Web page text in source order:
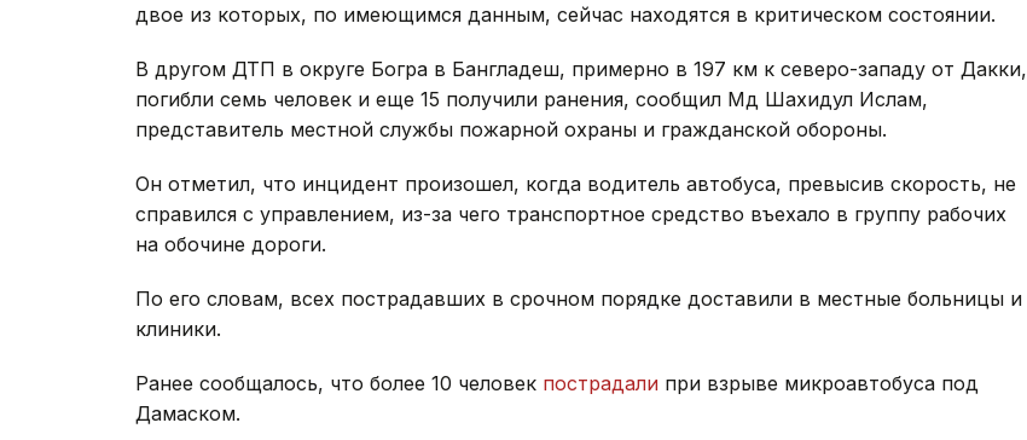
двое из которых, по имеющимся данным, сейчас находятся в критическом состоянии.
В другом ДТП в округе Богра в Бангладеш, примерно в 197 км к северо-западу от Дакки,
погибли семь человек и еще 15 получили ранения, сообщил Мд Шахидул Ислам,
представитель местной службы пожарной охраны и гражданской обороны.
Он отметил, что инцидент произошел, когда водитель автобуса, превысив скорость, не
справился с управлением, из-за чего транспортное средство въехало в группу рабочих
на обочине дороги.
По его словам, всех пострадавших в срочном порядке доставили в местные больницы и
клиники.
Ранее сообщалось, что более 10 человек пострадали при взрыве микроавтобуса под
Дамаском.